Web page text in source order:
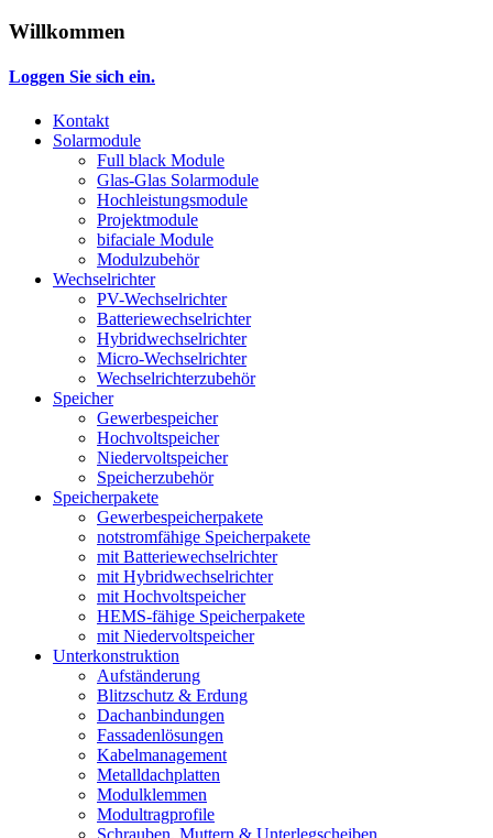
Willkommen
Loggen Sie sich ein.
Kontakt
Solarmodule
Full black Module
Glas-Glas Solarmodule
Hochleistungsmodule
Projektmodule
bifaciale Module
Modulzubehör
Wechselrichter
PV-Wechselrichter
Batteriewechselrichter
Hybridwechselrichter
Micro-Wechselrichter
Wechselrichterzubehör
Speicher
Gewerbespeicher
Hochvoltspeicher
Niedervoltspeicher
Speicherzubehör
Speicherpakete
Gewerbespeicherpakete
notstromfähige Speicherpakete
mit Batteriewechselrichter
mit Hybridwechselrichter
mit Hochvoltspeicher
HEMS-fähige Speicherpakete
mit Niedervoltspeicher
Unterkonstruktion
Aufständerung
Blitzschutz & Erdung
Dachanbindungen
Fassadenlösungen
Kabelmanagement
Metalldachplatten
Modulklemmen
Modultragprofile
Schrauben, Muttern & Unterlegscheiben